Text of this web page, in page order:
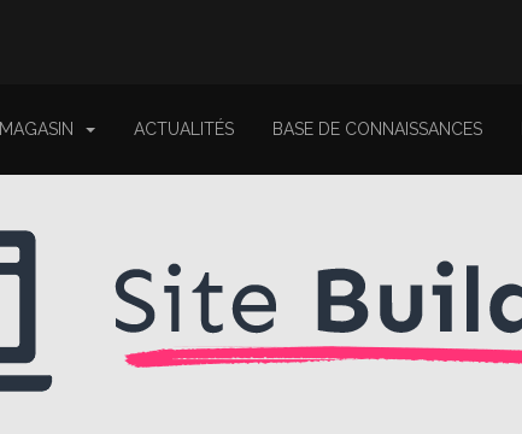
MAGASIN ACTUALITÉS BASE DE CONNAISSANCES